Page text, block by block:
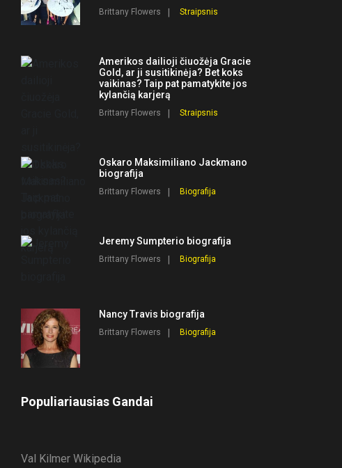
Brittany Flowers Straipsnis
Amerikos dailioji čiuožėja Gracie
Gold, ar ji susitikinėja? Bet koks
vaikinas? Taip pat pamatykite jos
kylančią karjerą
Brittany Flowers Straipsnis
Oskaro Maksimiliano Jackmano
biografija
Brittany Flowers Biografija
Jeremy Sumpterio biografija
Brittany Flowers Biografija
Nancy Travis biografija
Brittany Flowers Biografija
Populiariausias Gandai
Val Kilmer Wikipedia